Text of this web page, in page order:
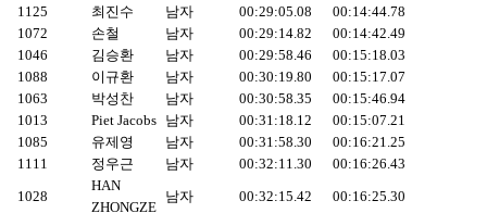
1125
최진수 남자 00:29:05.08
00:14:44.78
1072
손철 남자 00:29:14.82
00:14:42.49
1046
김승환 남자 00:29:58.46
00:15:18.03
1088
이규환 남자 00:30:19.80
00:15:17.07
1063
박성찬 남자 00:30:58.35
00:15:46.94
1013
Piet Jacobs 남자 00:31:18.12
00:15:07.21
1085
유제영 남자 00:31:58.30
00:16:21.25
1111
정우근 남자 00:32:11.30
00:16:26.43
1028
HAN
ZHONGZE
남자 00:32:15.42
00:16:25.30